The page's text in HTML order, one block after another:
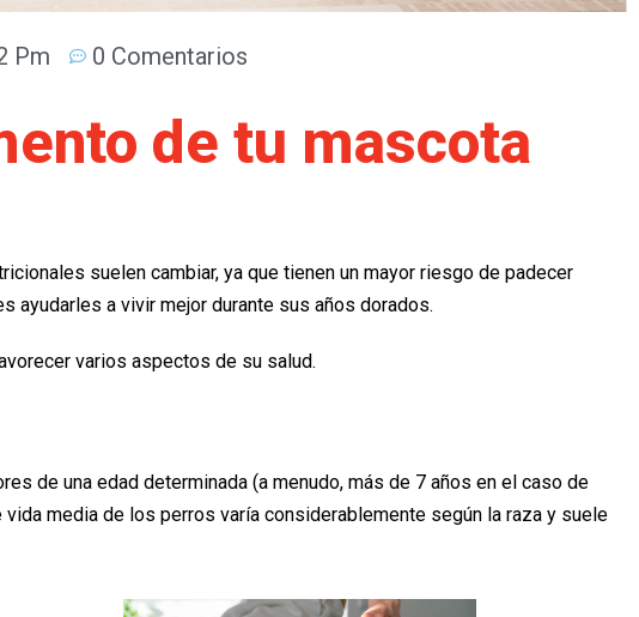
Pm 0 Comentarios
de tu mascota
suelen cambiar, ya que tienen un mayor riesgo de padecer
ayudarles a vivir mejor durante sus años dorados.
varios aspectos de su salud.
de una edad determinada (a menudo, más de 7 años en el caso de
media de los perros varía considerablemente según la raza y suele